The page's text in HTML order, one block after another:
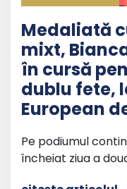
Medaliată
mixt,
în cursă
dublu fete,
European
Pe podiumul
încheiat ziua a